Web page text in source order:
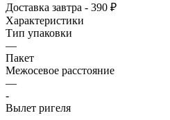
Доставка завтра - 390 ₽
Характеристики
Тип упаковки
—
Пакет
Межосевое расстояние
—
-
Вылет ригеля